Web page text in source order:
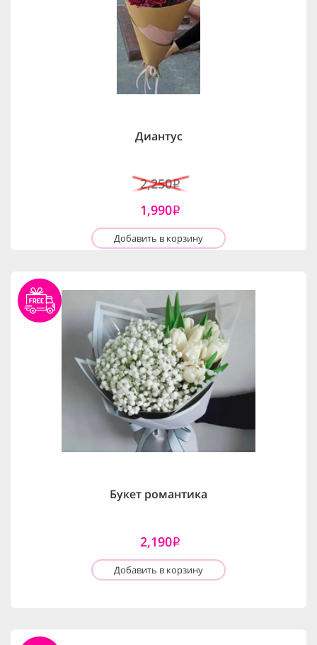
Диантус
2,250i
1,990i
Добавить в корзину
Букет романтика
2,190i
Добавить в корзину